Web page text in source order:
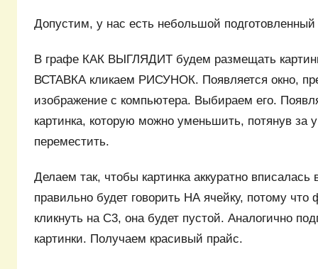
Допустим, у нас есть небольшой подготовленный
В графе КАК ВЫГЛЯДИТ будем размещать
ВСТАВКА кликаем РИСУНОК. Появляется окно,
изображение с компьютера. Выбираем его.
картинка, которую можно уменьшить, потянув за
переместить.
Делаем так, чтобы картинка аккуратно
правильно будет говорить НА ячейку, потому что
кликнуть на С3, она будет пустой. Аналогично
картинки. Получаем красивый прайс.